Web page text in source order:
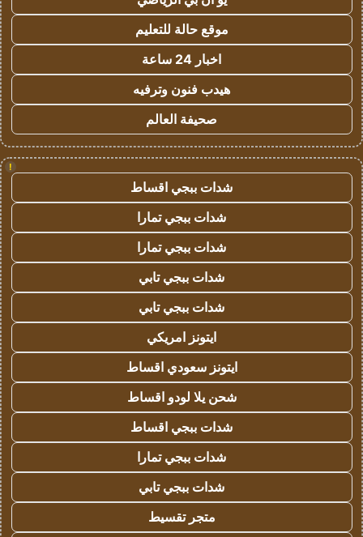
موقع حالة للتعليم
اخبار 24 ساعة
هيدب فنون وترفيه
صحيفة العالم
!
شدات ببجي اقساط
شدات ببجي تمارا
شدات ببجي تمارا
شدات ببجي تابي
شدات ببجي تابي
ايتونز امريكي
ايتونز سعودي اقساط
شحن يلا لودو اقساط
شدات ببجي اقساط
شدات ببجي تمارا
شدات ببجي تابي
متجر تقسيط